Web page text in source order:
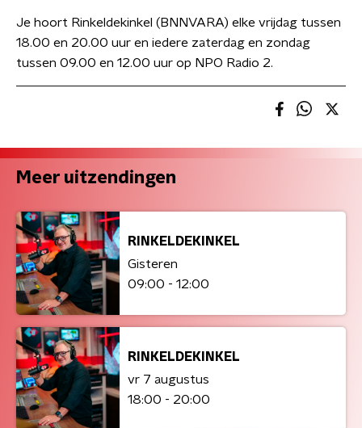
Je hoort Rinkeldekinkel (BNNVARA) elke vrijdag tussen
18.00 en 20.00 uur en iedere zaterdag en zondag
tussen 09.00 en 12.00 uur op NPO Radio 2.
Meer uitzendingen
RINKELDEKINKEL
Gisteren
09:00 - 12:00
RINKELDEKINKEL
vr 7 augustus
18:00 - 20:00